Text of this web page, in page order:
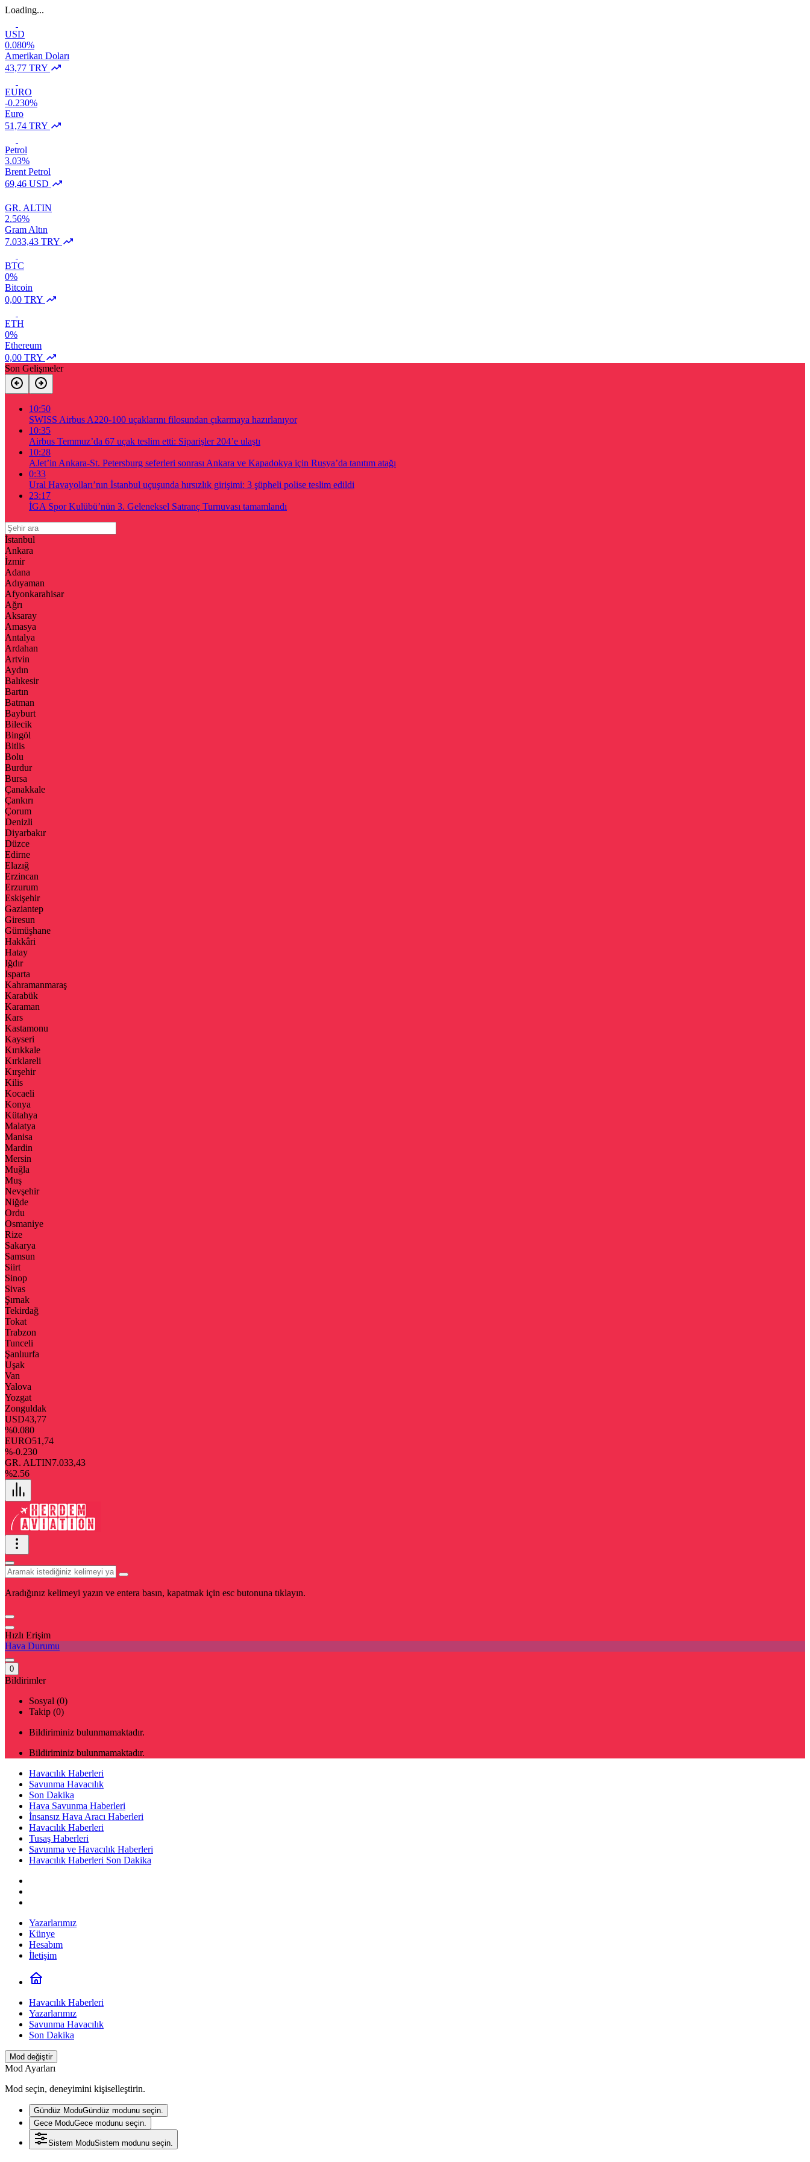
Loading...
USD
0.080%
Amerikan Doları
43,77 TRY
EURO
-0.230%
Euro
51,74 TRY
Petrol
3.03%
Brent Petrol
69,46 USD
GR. ALTIN
2.56%
Gram Altın
7.033,43 TRY
BTC
0%
Bitcoin
0,00 TRY
ETH
0%
Ethereum
0,00 TRY
Son Gelişmeler
10:50
SWISS Airbus A220-100 uçaklarını filosundan çıkarmaya hazırlanıyor
10:35
Airbus Temmuz’da 67 uçak teslim etti: Siparişler 204’e ulaştı
10:28
AJet’in Ankara-St. Petersburg seferleri sonrası Ankara ve Kapadokya için Rusya’da tanıtım atağı
0:33
Ural Havayolları’nın İstanbul uçuşunda hırsızlık girişimi: 3 şüpheli polise teslim edildi
23:17
İGA Spor Kulübü’nün 3. Geleneksel Satranç Turnuvası tamamlandı
İstanbul
Ankara
İzmir
Adana
Adıyaman
Afyonkarahisar
Ağrı
Aksaray
Amasya
Antalya
Ardahan
Artvin
Aydın
Balıkesir
Bartın
Batman
Bayburt
Bilecik
Bingöl
Bitlis
Bolu
Burdur
Bursa
Çanakkale
Çankırı
Çorum
Denizli
Diyarbakır
Düzce
Edirne
Elazığ
Erzincan
Erzurum
Eskişehir
Gaziantep
Giresun
Gümüşhane
Hakkâri
Hatay
Iğdır
Isparta
Kahramanmaraş
Karabük
Karaman
Kars
Kastamonu
Kayseri
Kırıkkale
Kırklareli
Kırşehir
Kilis
Kocaeli
Konya
Kütahya
Malatya
Manisa
Mardin
Mersin
Muğla
Muş
Nevşehir
Niğde
Ordu
Osmaniye
Rize
Sakarya
Samsun
Siirt
Sinop
Sivas
Şırnak
Tekirdağ
Tokat
Trabzon
Tunceli
Şanlıurfa
Uşak
Van
Yalova
Yozgat
Zonguldak
USD43,77
%0.080
EURO51,74
%-0.230
GR. ALTIN7.033,43
%2.56
Aradığınız kelimeyi yazın ve entera basın, kapatmak için esc butonuna tıklayın.
Hızlı Erişim
Hava Durumu
0
Bildirimler
Sosyal (0)
Takip (0)
Bildiriminiz bulunmamaktadır.
Bildiriminiz bulunmamaktadır.
Havacılık Haberleri
Savunma Havacılık
Son Dakika
Hava Savunma Haberleri
İnsansız Hava Aracı Haberleri
Havacılık Haberleri
Tusaş Haberleri
Savunma ve Havacılık Haberleri
Havacılık Haberleri Son Dakika
Yazarlarımız
Künye
Hesabım
İletişim
Havacılık Haberleri
Yazarlarımız
Savunma Havacılık
Son Dakika
Mod değiştir
Mod Ayarları
Mod seçin, deneyimini kişiselleştirin.
Gündüz ModuGündüz modunu seçin.
Gece ModuGece modunu seçin.
Sistem ModuSistem modunu seçin.